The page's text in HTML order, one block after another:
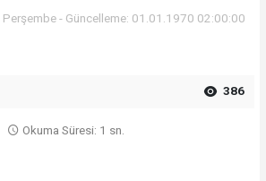
Perşembe - Güncelleme: 01.01.1970 02:00:00
386
Okuma Süresi: 1 sn.